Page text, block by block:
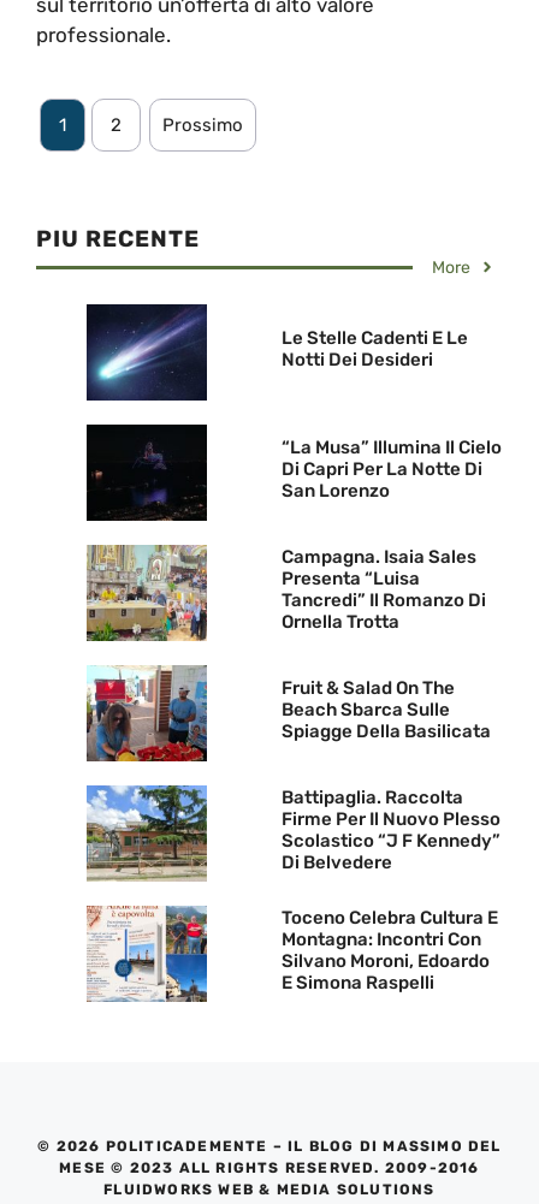
professionale.
1 2 Prossimo
PIU RECENTE
More
Le Stelle Cadenti E Le
Notti Dei Desideri
“La Musa” Illumina Il Cielo
Di Capri Per La Notte Di
San Lorenzo
Campagna. Isaia Sales
Presenta “Luisa
Tancredi” Il Romanzo Di
Ornella Trotta
Fruit & Salad On The
Beach Sbarca Sulle
Spiagge Della Basilicata
Battipaglia. Raccolta
Firme Per Il Nuovo Plesso
Scolastico “J F Kennedy”
Di Belvedere
Toceno Celebra Cultura E
Montagna: Incontri Con
Silvano Moroni, Edoardo
E Simona Raspelli
© 2026 POLITICADEMENTE – IL BLOG DI MASSIMO DEL
MESE © 2023 ALL RIGHTS RESERVED. 2009-2016
FLUIDWORKS WEB & MEDIA SOLUTIONS